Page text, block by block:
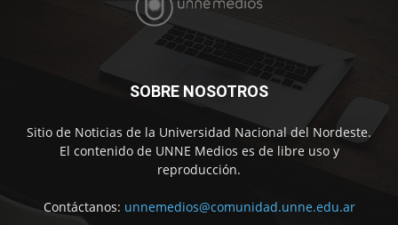
SOBRE NOSOTROS
Sitio de Noticias de la Universidad Nacional del Nordeste.
El contenido de UNNE Medios es de libre uso y
reproducción.
Contáctanos: unnemedios@comunidad.unne.edu.ar